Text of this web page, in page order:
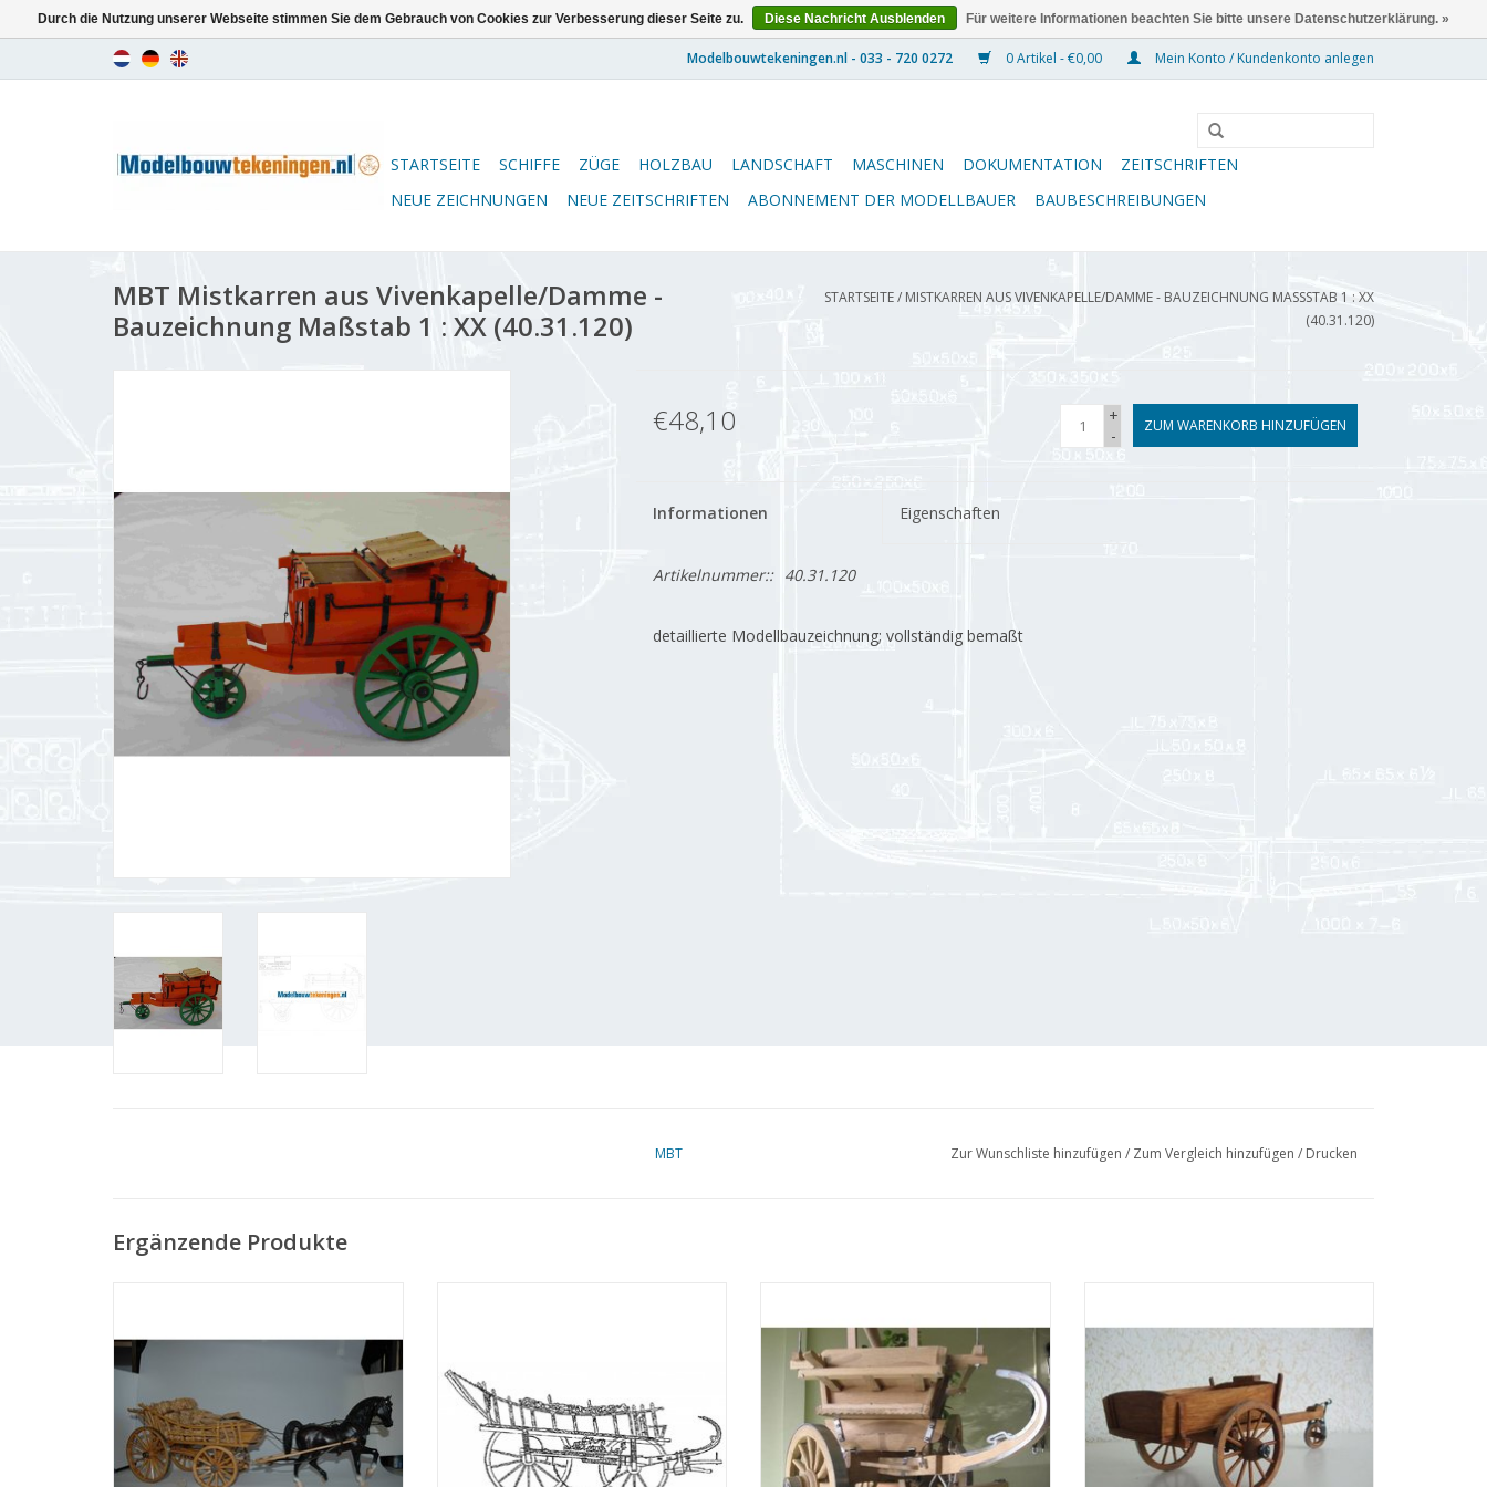
0 Artikel - €0,00 Mein Konto / Kundenkonto anlegen
STARTSEITE SCHIFFE ZÜGE HOLZBAU LANDSCHAFT MASCHINEN DOKUMENTATION
ZEITSCHRIFTEN
NEUE ZEICHNUNGEN
NEUE ZEITSCHRIFTEN ABONNEMENT DER MODELLBAUER BAUBESCHREIBUNGEN
MBT Mistkarren aus Vivenkapelle/Damme -
Bauzeichnung Maßstab 1 : XX (40.31.120)
STARTSEITE/ MISTKARREN AUS VIVENKAPELLE/DAMME - BAUZEICHNUNG MASSSTAB 1 : XX (
40.31.120)
€48,10
+
-
ZUM WARENKORB HINZUFÜGEN
Informationen Eigenschaften
Artikelnummer:: 40.31.120
detaillierte Modellbauzeichnung; vollständig bemaßt
MBT Zur Wunschliste hinzufügen / Zum Vergleich hinzufügen / Drucken
Ergänzende Produkte
ZUM WARENKORB HINZUFÜGEN
(40.31.004)
ZUM WARENKORB HINZUFÜGEN
Durch die Nutzung unserer Webseite stimmen Sie dem Gebrauch von Cookies zur Verbesserung dieser Seite zu. Diese Nachricht Ausblenden Für weitere Informationen beachten Sie bitte unsere Datenschutzerklärung. »